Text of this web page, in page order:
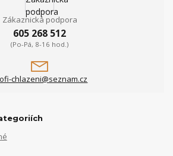
Zákaznická podpora
605 268 512
(Po-Pá, 8-16 hod.)
chlazeni@seznam.cz